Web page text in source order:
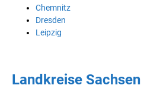
Chemnitz
Dresden
Leipzig
Landkreise Sachsen